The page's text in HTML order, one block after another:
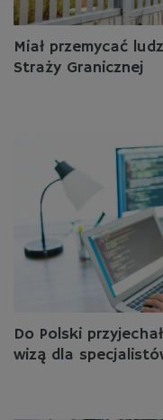
Miał przemycać
Straży Granicznej
Do Polski
wizą dla